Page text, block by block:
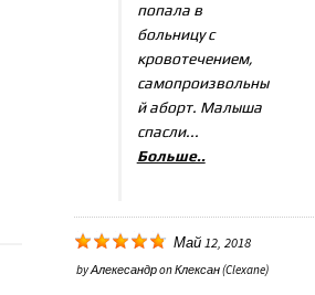
попала в
больницу с
кровотечением,
самопроизвольны
й аборт. Малыша
спасли...
Больше..
Май 12, 2018
byАлекесандрonКлексан (Clexane)